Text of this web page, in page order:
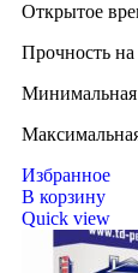
Открытое
Прочность
Минимальная
Избранное
В корзину
Quick view